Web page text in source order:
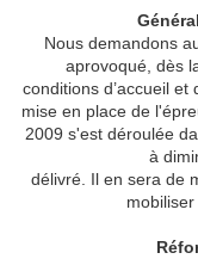
Nous demandons
aprovoqué, dès
conditions d’accueil
mise en place de
2009 s'est déroulée
à
délivré. Il en sera de